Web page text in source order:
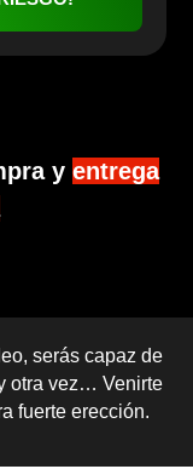
y entrega
serás capaz de
otra vez… Venirte
fuerte erección.